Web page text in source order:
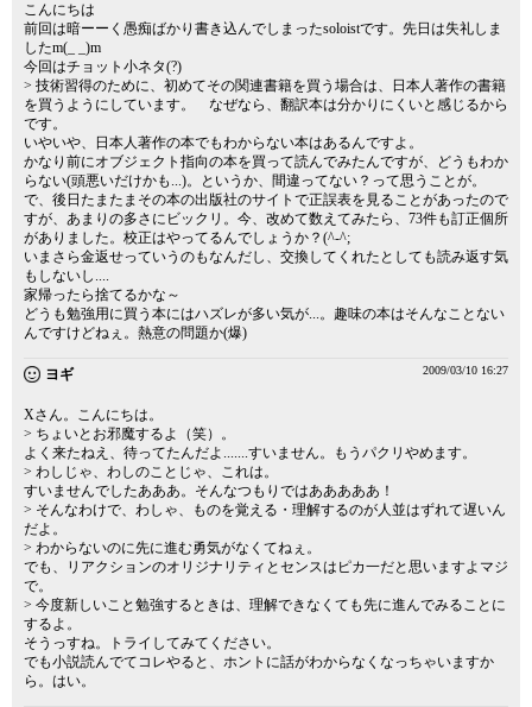
こんにちは
前回は暗ーーく愚痴ばかり書き込んでしまったsoloistです。先日は失礼しま
したm(_ _)m
今回はチョット小ネタ(?)
> 技術習得のために、初めてその関連書籍を買う場合は、日本人著作の書籍
を買うようにしています。 なぜなら、翻訳本は分かりにくいと感じるから
です。
いやいや、日本人著作の本でもわからない本はあるんですよ。
かなり前にオブジェクト指向の本を買って読んでみたんですが、どうもわか
らない(頭悪いだけかも...)。というか、間違ってない？って思うことが。
で、後日たまたまその本の出版社のサイトで正誤表を見ることがあったので
すが、あまりの多さにビックリ。今、改めて数えてみたら、73件も訂正個所
がありました。校正はやってるんでしょうか？(^-^;
いまさら金返せっていうのもなんだし、交換してくれたとしても読み返す気
もしないし....
家帰ったら捨てるかな～
どうも勉強用に買う本にはハズレが多い気が...。趣味の本はそんなことない
んですけどねぇ。熱意の問題か(爆)
ヨギ 2009/03/10 16:27
Xさん。こんにちは。
> ちょいとお邪魔するよ（笑）。
よく来たねえ、待ってたんだよ.......すいません。もうパクリやめます。
> わしじゃ、わしのことじゃ、これは。
すいませんでしたあああ。そんなつもりではあああああ！
> そんなわけで、わしゃ、ものを覚える・理解するのが人並はずれて遅いん
だよ。
> わからないのに先に進む勇気がなくてねぇ。
でも、リアクションのオリジナリティとセンスはピカ一だと思いますよマジ
で。
> 今度新しいこと勉強するときは、理解できなくても先に進んでみることに
するよ。
そうっすね。トライしてみてください。
でも小説読んでてコレやると、ホントに話がわからなくなっちゃいますか
ら。はい。